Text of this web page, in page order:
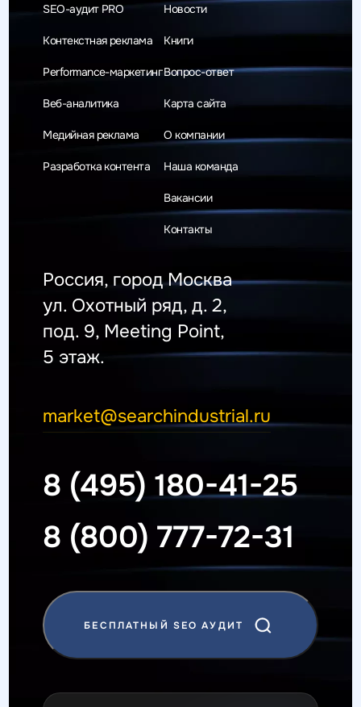
SEO-аудит PRO
Контекстная реклама
Performance-маркетинг
Веб-аналитика
Медийная реклама
Разработка контента
Новости
Книги
Вопрос-ответ
Карта сайта
О компании
Наша команда
Вакансии
Контакты
Россия, город Москва
ул. Охотный ряд, д. 2,
под. 9, Meeting Point,
5 этаж.
market@searchindustrial.ru
8 (495) 180-41-25
8 (800) 777-72-31
БЕСПЛАТНЫЙ SEO АУДИТ